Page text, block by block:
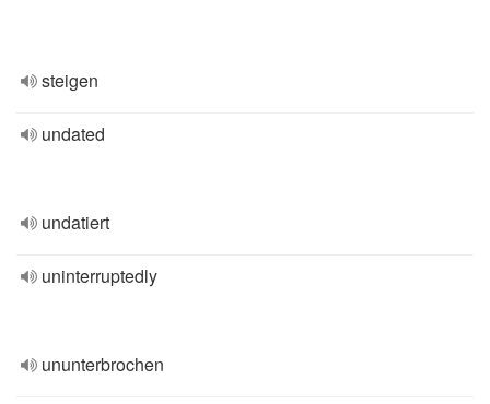
steigen
undated
undatiert
uninterruptedly
ununterbrochen